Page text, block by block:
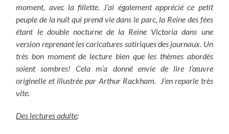
moment, avec la fillette. J’ai également apprécié ce petit
peuple de la nuit qui prend vie dans le parc, la Reine des fées
étant le double nocturne de la Reine Victoria dans une
version reprenant les caricatures satiriques des journaux. Un
très bon moment de lecture bien que les thèmes abordés
soient sombres!Cela m’a donné envie de lire l’œuvre
originelle et illustrée par Arthur Rackham. J’en reparle très
vite.
Des lectures adulte: